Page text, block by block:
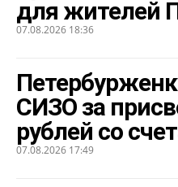
для жителей
07.08.2026 18:36
СИЗО за
рублей со
07.08.2026 17:49